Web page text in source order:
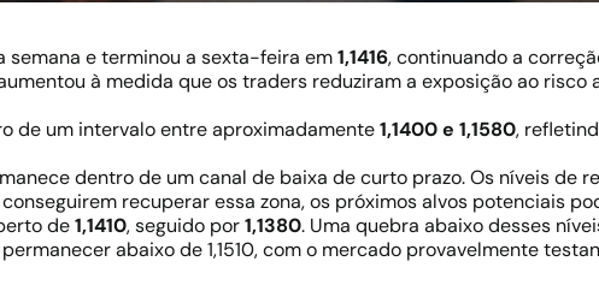
semana e terminou a sexta-feira em1,1416, continuando a
à medida que os traders reduziram a exposição ao
de um intervalo entre aproximadamente1,1400 e 1,1580,
dentro de um canal de baixa de curto prazo. Os níveis de
recuperar essa zona, os próximos alvos potenciais
de1,1410, seguido por1,1380. Uma quebra abaixo desses
abaixo de 1,1510, com o mercado provavelmente